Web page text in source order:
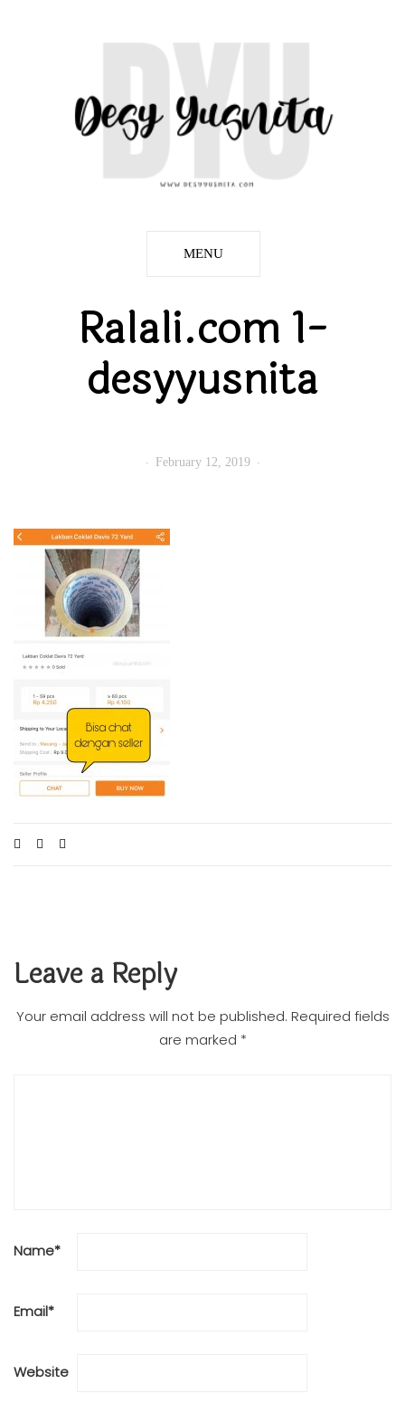
MENU
Ralali.com 1-
desyyusnita
February 12, 2019
Leave a Reply
Your email address will not be published. Required fields
are marked *
Name*
Email*
Website